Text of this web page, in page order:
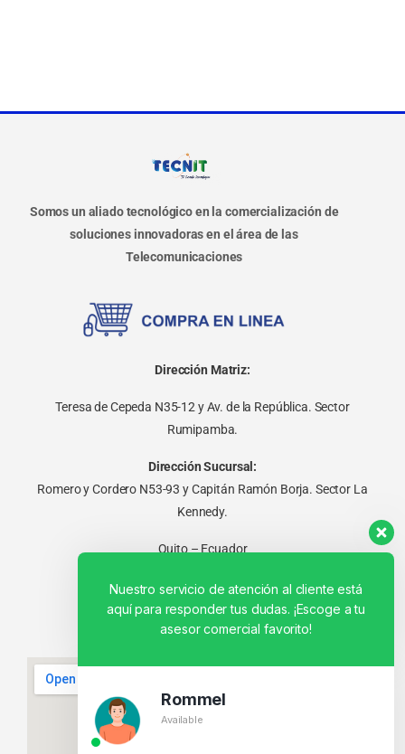
Somos un aliado tecnológico en la comercialización de
soluciones innovadoras en el área de las
Telecomunicaciones
Dirección Matriz:
Teresa de Cepeda N35-12 y Av. de la República. Sector
Rumipamba.
Dirección Sucursal:
Romero y Cordero N53-93 y Capitán Ramón Borja. Sector La
Kennedy.
Quito – Ecuador
Nuestro servicio de atención al cliente está
aquí para responder tus dudas. ¡Escoge a tu
asesor comercial favorito!
Rommel
Available